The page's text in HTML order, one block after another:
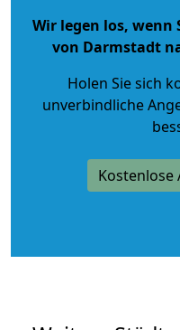
Wir legen los, wenn
von Darmstadt
Holen Sie sich
unverbindliche
Kostenlose